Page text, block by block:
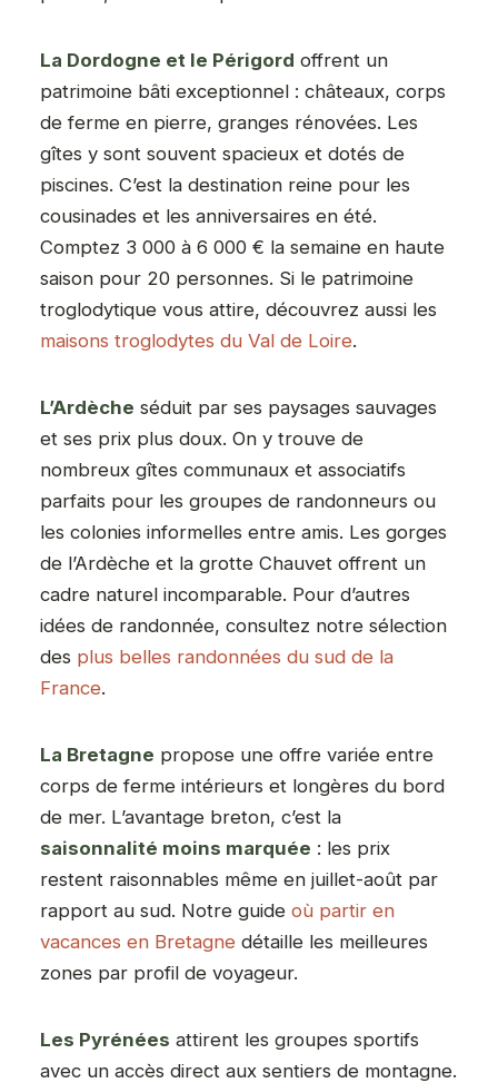
La Dordogne et le Périgord offrent un
patrimoine bâti exceptionnel : châteaux, corps
de ferme en pierre, granges rénovées. Les
gîtes y sont souvent spacieux et dotés de
piscines. C’est la destination reine pour les
cousinades et les anniversaires en été.
Comptez 3 000 à 6 000 € la semaine en haute
saison pour 20 personnes. Si le patrimoine
troglodytique vous attire, découvrez aussi les
maisons troglodytes du Val de Loire.
L’Ardèche séduit par ses paysages sauvages
et ses prix plus doux. On y trouve de
nombreux gîtes communaux et associatifs
parfaits pour les groupes de randonneurs ou
les colonies informelles entre amis. Les gorges
de l’Ardèche et la grotte Chauvet offrent un
cadre naturel incomparable. Pour d’autres
idées de randonnée, consultez notre sélection
des plus belles randonnées du sud de la
France.
La Bretagne propose une offre variée entre
corps de ferme intérieurs et longères du bord
de mer. L’avantage breton, c’est la
saisonnalité moins marquée : les prix
restent raisonnables même en juillet-août par
rapport au sud. Notre guide où partir en
vacances en Bretagne détaille les meilleures
zones par profil de voyageur.
Les Pyrénées attirent les groupes sportifs
avec un accès direct aux sentiers de montagne.